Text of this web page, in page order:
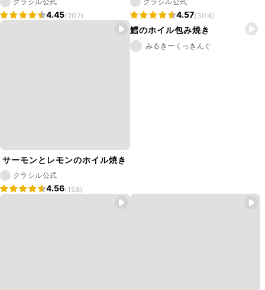
4.45(207) 4.57(304)
サーモンとレモンのホイル焼き
クラシル公式
4.56(158)
鱈のホイル包み焼き
みるきーくっきんぐ